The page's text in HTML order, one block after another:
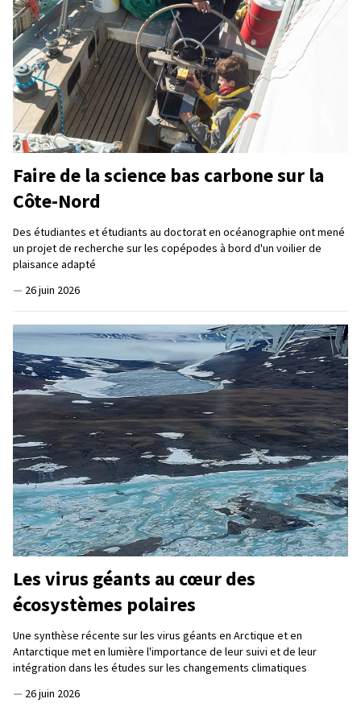
Faire de la science bas carbone sur la
Côte-Nord
Des étudiantes et étudiants au doctorat en océanographie ont mené
un projet de recherche sur les copépodes à bord d'un voilier de
plaisance adapté
— 26 juin 2026
Les virus géants au cœur des
écosystèmes polaires
Une synthèse récente sur les virus géants en Arctique et en
Antarctique met en lumière l'importance de leur suivi et de leur
intégration dans les études sur les changements climatiques
— 26 juin 2026